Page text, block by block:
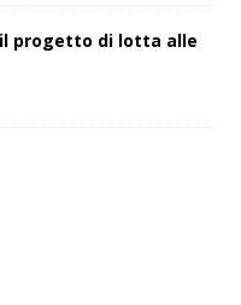
progetto di lotta alle